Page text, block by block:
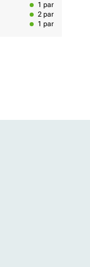
1 par
2 par
1 par